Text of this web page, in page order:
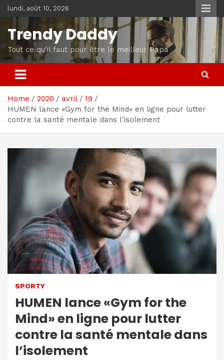
Skip
to
content
lundi, août 10, 2026
Trendy Daddy
Tout ce qu'il faut pour être le meilleur Papa
Home 2020 avril
19
HUMEN lance «Gym for the Mind» en ligne pour lutter
contre la santé mentale dans l’isolement
SPORTY
HUMEN lance «Gym for the
Mind» en ligne pour lutter
contre la santé mentale dans
l’isolement